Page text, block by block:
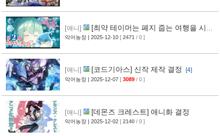
[애니]
[최약 테이머는 폐지 줍는 여행을 시작
했습니다.] 2기 제작 결정
악어농장 | 2025-12-10 [ 2471 / 0 ]
[애니] [코드기아스] 신작 제작 결정 [4]
악어농장 | 2025-12-07 [ 3089 / 0 ]
[애니] [데몬즈 크레스트] 애니화 결정
악어농장 | 2025-12-02 [ 2140 / 0 ]